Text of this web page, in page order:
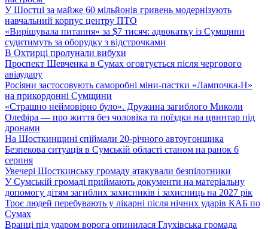
У Шостці за майже 60 мільйонів гривень модернізують
навчальний корпус центру ПТО
«Вирішувала питання» за $7 тисяч: адвокатку із Сумщини
судитимуть за оборудку з відстрочками
В Охтирці пролунали вибухи
Проспект Шевченка в Сумах оговтується після чергового
авіаудару
Росіяни застосовують саморобні міни-пастки «Лампочка-Н»
на прикордонні Сумщини
«Страшно неймовірно було». Дружина загиблого Миколи
Олефіра — про життя без чоловіка та поїздки на цвинтар під
дронами
На Шосткинщині спіймали 20-річного автоугонщика
Безпекова ситуація в Сумській області станом на ранок 6
серпня
Увечері Шосткинську громаду атакували безпілотники
У Сумській громаді приймають документи на матеріальну
допомогу дітям загиблих захисників і захисниць на 2027 рік
Троє людей перебувають у лікарні після нічних ударів КАБ по
Сумах
Вранці під ударом ворога опинилася Глухівська громада